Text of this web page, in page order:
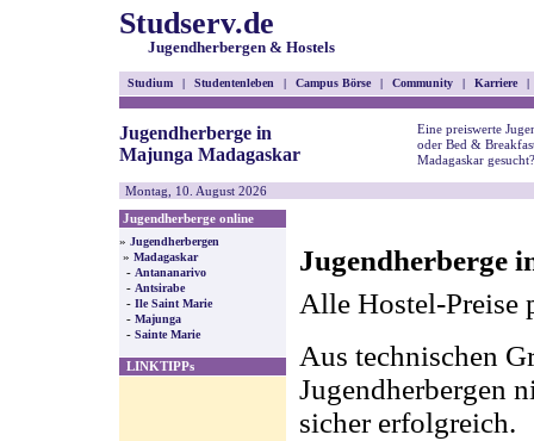
Studserv.de
Jugendherbergen & Hostels
Studium | Studentenleben | Campus Börse | Community | Karriere |
Jugendherberge in
Majunga Madagaskar
Eine preiswerte
oder Bed &
Madagaskar gesucht?
Montag, 10. August 2026
Jugendherberge online
» Jugendherbergen
» Madagaskar
- Antananarivo
- Antsirabe
- Ile Saint Marie
- Majunga
- Sainte Marie
LINKTIPPs
Jugendherberge
Alle Hostel-Preise
Aus technischen
Jugendherbergen
sicher erfolgreich.